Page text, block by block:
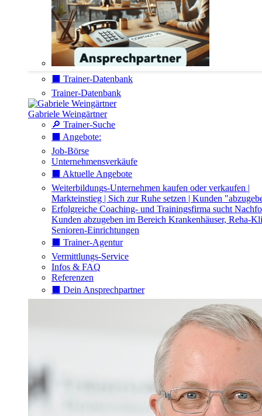
⬛️ Trainer-Datenbank
Trainer-Datenbank
Gabriele Weingärtner
🔎 Trainer-Suche
⬛️ Angebote:
Job-Börse
Unternehmensverkäufe
⬛️ Aktuelle Angebote
Weiterbildungs-Unternehmen kaufen oder verkaufen |
Markteinstieg | Sich zur Ruhe setzen | Kunden
Erfolgreiche Coaching- und Trainingsfirma sucht
Kunden abzugeben im Bereich Krankenhäuser, Reha-
Senioren-Einrichtungen
⬛️ Trainer-Agentur
Vermittlungs-Service
Infos & FAQ
Referenzen
⬛️ Dein Ansprechpartner